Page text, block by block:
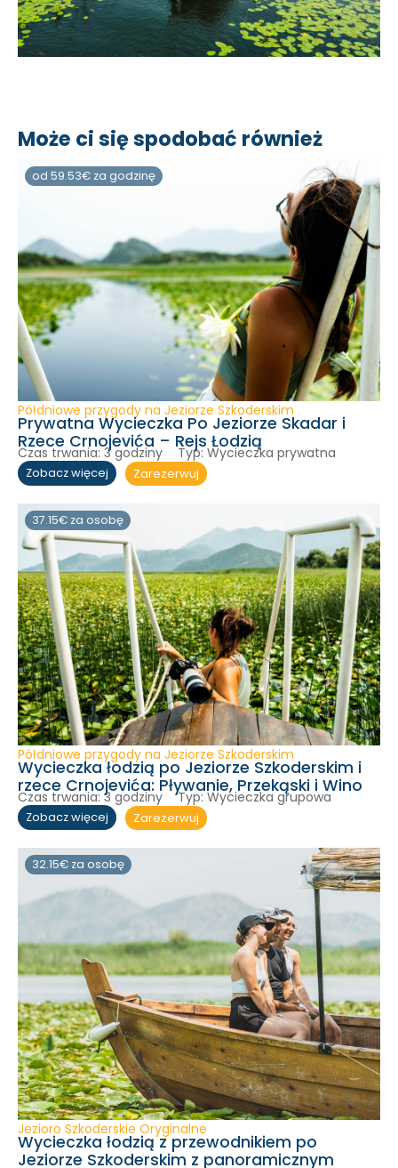
Może ci się spodobać również
od 59.53€ za godzinę
Półdniowe przygody na Jeziorze Szkoderskim
Prywatna Wycieczka Po Jeziorze Skadar i
Rzece Crnojevića – Rejs Łodzią
Czas trwania: 3 godziny Typ: Wycieczka prywatna
Zobacz więcej Zarezerwuj
37.15€ za osobę
Półdniowe przygody na Jeziorze Szkoderskim
Wycieczka łodzią po Jeziorze Szkoderskim i
rzece Crnojevića: Pływanie, Przekąski i Wino
Czas trwania: 3 godziny Typ: Wycieczka grupowa
Zobacz więcej Zarezerwuj
32.15€ za osobę
Jezioro Szkoderskie Oryginalne
Wycieczka łodzią z przewodnikiem po
Jeziorze Szkoderskim z panoramicznym